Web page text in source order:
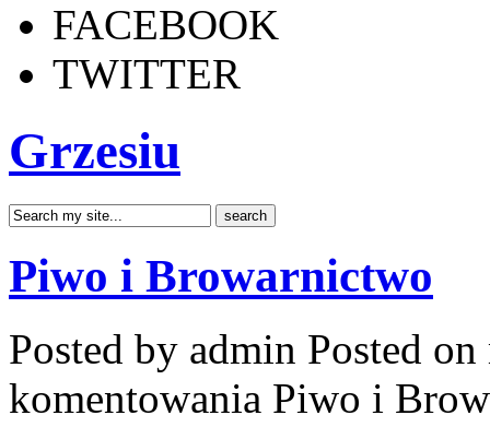
FACEBOOK
TWITTER
Grzesiu
Piwo i Browarnictwo
Posted by admin Posted
komentowania Piwo i